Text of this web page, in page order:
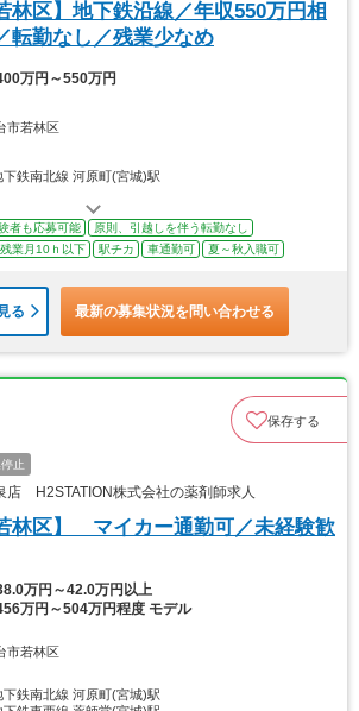
林区】地下鉄沿線／年収550万円相
転勤なし／残業少なめ
万円～550万円
市若林区
下鉄南北線 河原町(宮城)駅
者も応募可能
原則、引越しを伴う転勤なし
残業月10ｈ以下 駅チカ 車通勤可 夏～秋入職可
る 最新の募集状況を問い合わせる
保存する
止
H2STATION株式会社の薬剤師求人
林区】 マイカー通勤可／未経験歓
万円～42.0万円以上
万円～504万円程度 モデル
市若林区
下鉄南北線 河原町(宮城)駅